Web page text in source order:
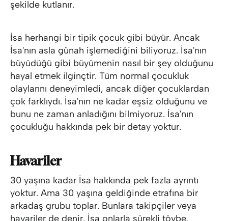
şekilde kutlanır.
İsa herhangi bir tipik çocuk gibi büyür. Ancak
İsa'nın asla günah işlemediğini biliyoruz. İsa'nın
büyüdüğü gibi büyümenin nasıl bir şey olduğunu
hayal etmek ilginçtir. Tüm normal çocukluk
olaylarını deneyimledi, ancak diğer çocuklardan
çok farklıydı. İsa'nın ne kadar eşsiz olduğunu ve
bunu ne zaman anladığını bilmiyoruz. İsa'nın
çocukluğu hakkında pek bir detay yoktur.
Havariler
30 yaşına kadar İsa hakkında pek fazla ayrıntı
yoktur. Ama 30 yaşına geldiğinde etrafına bir
arkadaş grubu toplar. Bunlara takipçiler veya
havariler de denir. İsa onlarla sürekli tövbe,